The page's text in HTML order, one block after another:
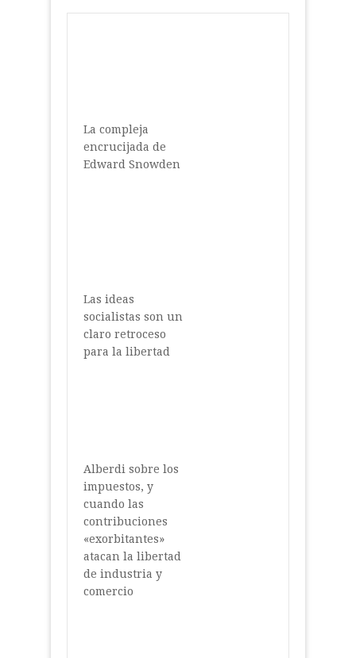
La compleja
encrucijada de
Edward Snowden
Las ideas
socialistas son un
claro retroceso
para la libertad
Alberdi sobre los
impuestos, y
cuando las
contribuciones
«exorbitantes»
atacan la libertad
de industria y
comercio